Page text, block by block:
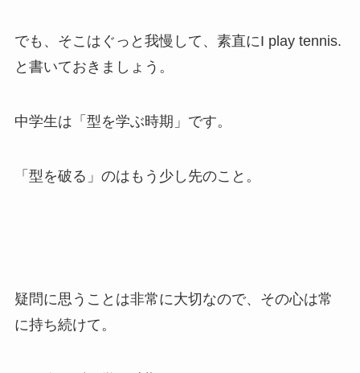
でも、そこはぐっと我慢して、素直にI play tennis.
と書いておきましょう。
中学生は「型を学ぶ時期」です。
「型を破る」のはもう少し先のこと。
疑問に思うことは非常に大切なので、その心は常
に持ち続けて。